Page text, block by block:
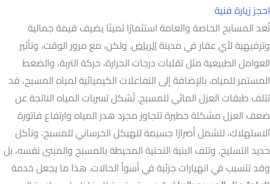
احجز زيارة فنية
تُعد المسابح الخاصة والعامة استثمارًا ثمينًا يضيف قيمة جمالية
وترفيهية لأي عقار في مدينةالرياض. ولكن، مع مرور الوقت، وتأثير
العوامل الطبيعية مثل تقلبات درجات الحرارة، حركة التربة، والضغط
المستمر للمياه، بالإضافة إلى التفاعلات الكيميائية لمياه المسبح، قد
تتلف طبقات العزل المائي للمسبح. تُشكل تسربات المياه الناتجة عن
ضعف العزل مشكلة خطيرة تتجاوز مجرد هدر المياه وارتفاع فاتورة
الاستهلاك، لتشمل أضرارًا جسيمة للهيكل الخرساني للمسبح، وتآكل
حديد التسليح، وتلف البنية التحتية المحيطة بالمسبح والمبنى نفسه، بل
وقد تتسبب في انهيارات جزئية في أسوأ الحالات. هذا ما يجعل خدمة